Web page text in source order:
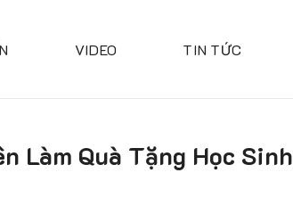
VIDEO TIN TỨC
Làm Quà Tặng Học Sinh